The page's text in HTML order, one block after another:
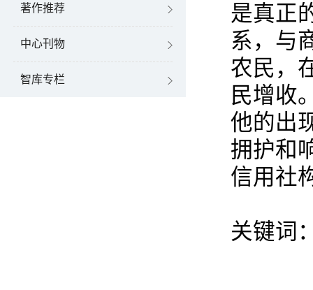
著作推荐
中心刊物
智库专栏
是真正
系，与
农民，
民增收
他的出
拥护和
信用社
关键词